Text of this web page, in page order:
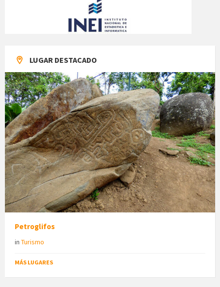
LUGAR DESTACADO
Petroglifos
in Turismo
MÁS LUGARES